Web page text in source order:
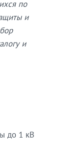
по
и
и
до 1 кВ